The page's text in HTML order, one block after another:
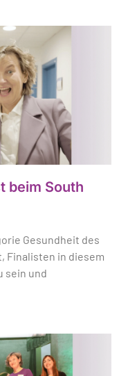
beim South
Gesundheit des
Finalisten in diesem
sein und